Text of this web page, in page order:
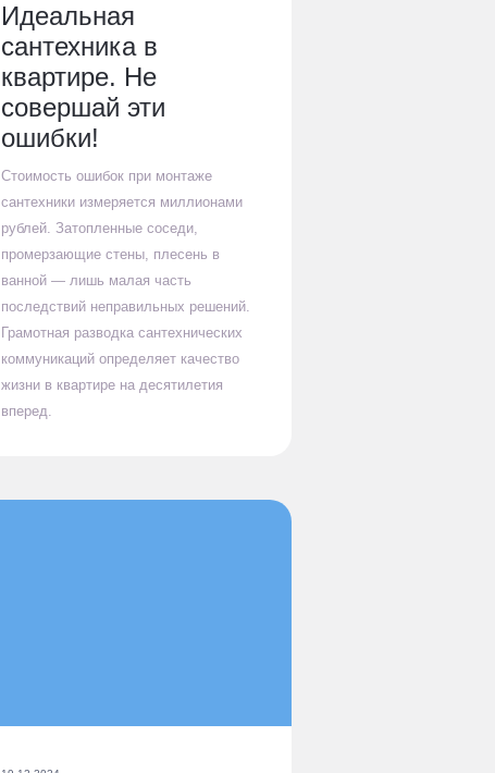
Идеальная
сантехника в
квартире. Не
совершай эти
ошибки!
Стоимость ошибок при монтаже
сантехники измеряется миллионами
рублей. Затопленные соседи,
промерзающие стены, плесень в
ванной — лишь малая часть
последствий неправильных решений.
Грамотная разводка сантехнических
коммуникаций определяет качество
жизни в квартире на десятилетия
вперед.